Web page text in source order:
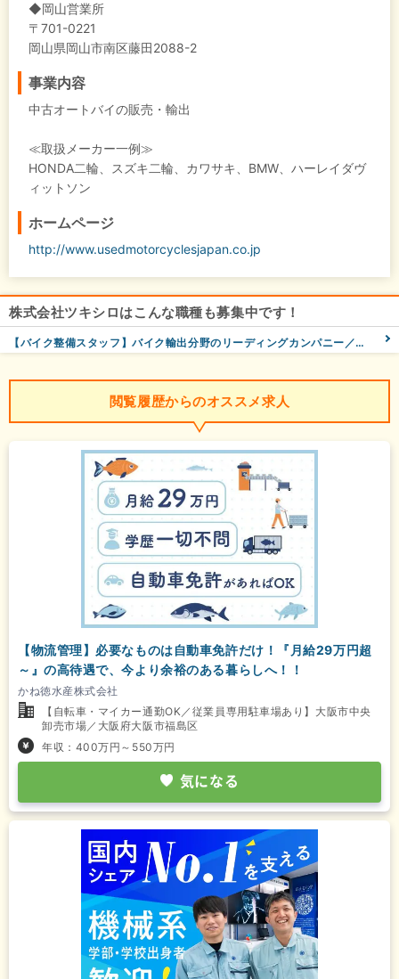
◆岡山営業所
〒701-0221
岡山県岡山市南区藤田2088-2
事業内容
中古オートバイの販売・輸出
≪取扱メーカー一例≫
HONDA二輪、スズキ二輪、カワサキ、BMW、ハーレイダヴ
ィットソン
ホームページ
http://www.usedmotorcyclesjapan.co.jp
株式会社ツキシロはこんな職種も募集中です！
【バイク整備スタッフ】バイク輸出分野のリーディングカンパニー／住宅手当あり／カジュアル面談OK
閲覧履歴からのオススメ求人
【物流管理】必要なものは自動車免許だけ！『月給29万円超
～』の高待遇で、今より余裕のある暮らしへ！！
かね徳水産株式会社
【自転車・マイカー通勤OK／従業員専用駐車場あり】大阪市中央
卸売市場／大阪府大阪市福島区
年収：400万円～550万円
気になる